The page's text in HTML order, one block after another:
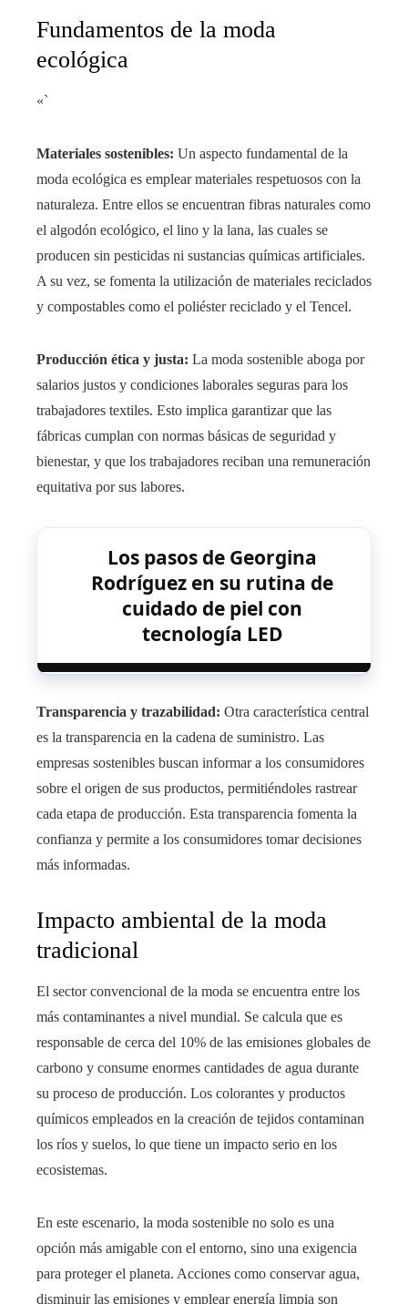
Fundamentos de la moda
ecológica
«`
Materiales sostenibles: Un aspecto fundamental de la
moda ecológica es emplear materiales respetuosos con la
naturaleza. Entre ellos se encuentran fibras naturales como
el algodón ecológico, el lino y la lana, las cuales se
producen sin pesticidas ni sustancias químicas artificiales.
A su vez, se fomenta la utilización de materiales reciclados
y compostables como el poliéster reciclado y el Tencel.
Producción ética y justa: La moda sostenible aboga por
salarios justos y condiciones laborales seguras para los
trabajadores textiles. Esto implica garantizar que las
fábricas cumplan con normas básicas de seguridad y
bienestar, y que los trabajadores reciban una remuneración
equitativa por sus labores.
Los pasos de Georgina
Rodríguez en su rutina de
cuidado de piel con
tecnología LED
Transparencia y trazabilidad: Otra característica central
es la transparencia en la cadena de suministro. Las
empresas sostenibles buscan informar a los consumidores
sobre el origen de sus productos, permitiéndoles rastrear
cada etapa de producción. Esta transparencia fomenta la
confianza y permite a los consumidores tomar decisiones
más informadas.
Impacto ambiental de la moda
tradicional
El sector convencional de la moda se encuentra entre los
más contaminantes a nivel mundial. Se calcula que es
responsable de cerca del 10% de las emisiones globales de
carbono y consume enormes cantidades de agua durante
su proceso de producción. Los colorantes y productos
químicos empleados en la creación de tejidos contaminan
los ríos y suelos, lo que tiene un impacto serio en los
ecosistemas.
En este escenario, la moda sostenible no solo es una
opción más amigable con el entorno, sino una exigencia
para proteger el planeta. Acciones como conservar agua,
disminuir las emisiones y emplear energía limpia son